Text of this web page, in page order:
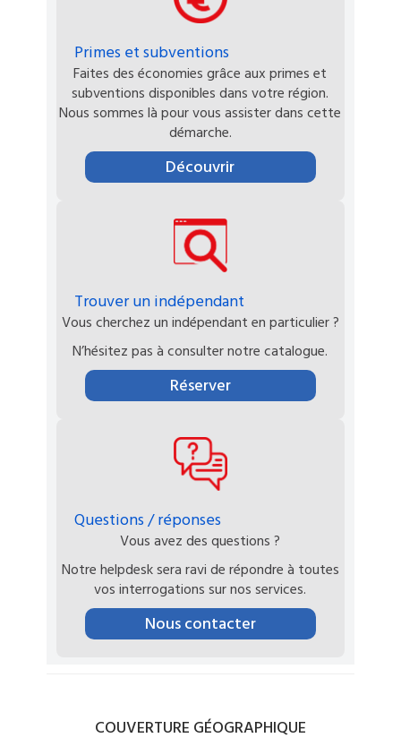
Primes et subventions
Faites des économies grâce aux primes et
subventions disponibles dans votre région.
Nous sommes là pour vous assister dans cette
démarche.
Découvrir
Trouver un indépendant
Vous cherchez un indépendant en particulier ?
N’hésitez pas à consulter notre catalogue.
Réserver
Questions / réponses
Vous avez des questions ?
Notre helpdesk sera ravi de répondre à toutes
vos interrogations sur nos services.
Nous contacter
COUVERTURE GÉOGRAPHIQUE